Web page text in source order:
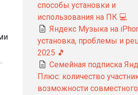
способы установки и
использования на ПК 💻
Яндекс Музыка на
установка, проблемы и
2025 🎵
Семейная подписка
Плюс: количество
возможности совместного